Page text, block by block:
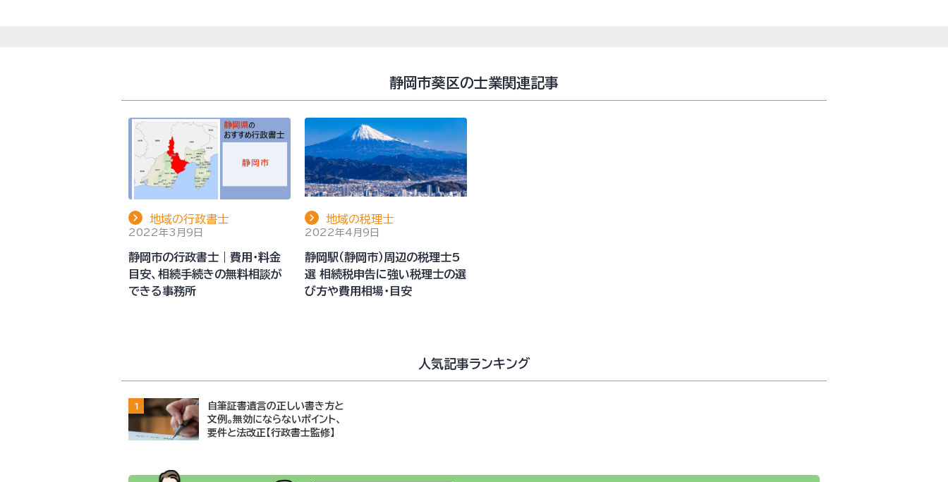
静岡市葵区の士業関連記事
地域の行政書士
2022年3月9日
静岡市の行政書士｜費用・料金
目安、相続手続きの無料相談が
できる事務所
地域の税理士
2022年4月9日
静岡駅（静岡市）周辺の税理士5
選 相続税申告に強い税理士の選
び方や費用相場・目安
人気記事ランキング
1
自筆証書遺言の正しい書き方と
文例。無効にならないポイント、
要件と法改正【行政書士監修】